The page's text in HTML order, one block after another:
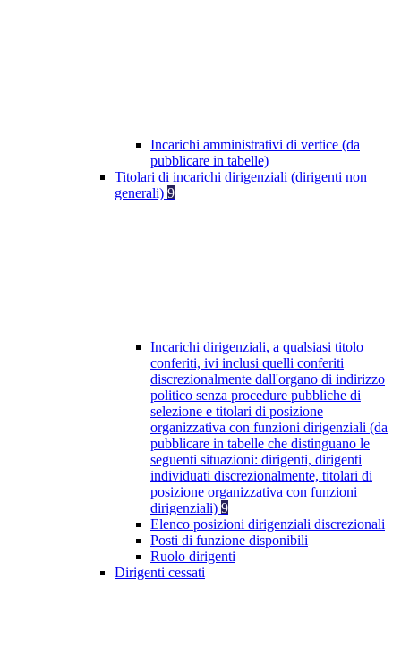
Incarichi amministrativi di vertice (da
pubblicare in tabelle)
Titolari di incarichi dirigenziali (dirigenti non
generali) 9
Incarichi dirigenziali, a qualsiasi titolo
conferiti, ivi inclusi quelli conferiti
discrezionalmente dall'organo di indirizzo
politico senza procedure pubbliche di
selezione e titolari di posizione
organizzativa con funzioni dirigenziali (da
pubblicare in tabelle che distinguano le
seguenti situazioni: dirigenti, dirigenti
individuati discrezionalmente, titolari di
posizione organizzativa con funzioni
dirigenziali) 9
Elenco posizioni dirigenziali discrezionali
Posti di funzione disponibili
Ruolo dirigenti
Dirigenti cessati